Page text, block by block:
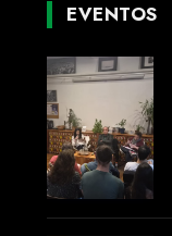
EVENTOS